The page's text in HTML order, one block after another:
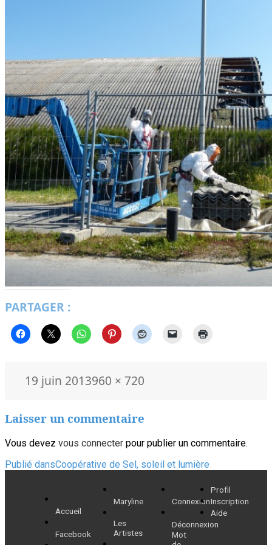
PARTAGER :
Publié
19 juin 2013Taille
960 × 720
Laisser un commentaire
Vous devez vous connecter pour publier un commentaire.
Navigation
l’article
Publié dansCoopérative de Sel, soleil et lumière
Accueil
Facebook
Maryline
Les
Artistes
Connexion
Déconnexion
Mot
Profil
Inscription
Aide